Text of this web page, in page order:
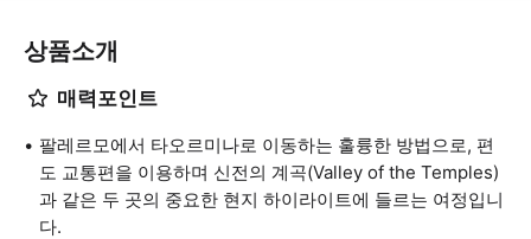
상품소개
매력포인트
팔레르모에서 타오르미나로 이동하는 훌륭한 방법으로, 편
도 교통편을 이용하며 신전의 계곡(Valley of the Temples)
과 같은 두 곳의 중요한 현지 하이라이트에 들르는 여정입니
다.